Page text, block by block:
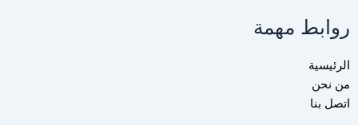
e
o
o
k
w
روابط مهمة
الرئيسية
من نحن
اتصل بنا